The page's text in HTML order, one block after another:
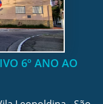
6º ANO AO